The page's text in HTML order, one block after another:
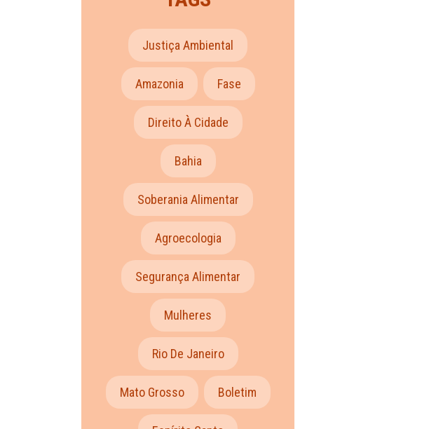
Justiça Ambiental
Amazonia Fase
Direito À Cidade
Bahia
Soberania Alimentar
Agroecologia
Segurança Alimentar
Mulheres
Rio De Janeiro
Mato Grosso Boletim